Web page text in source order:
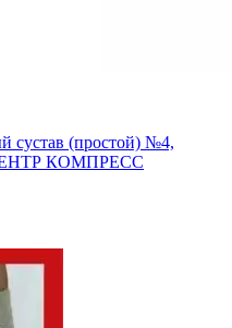
сустав (простой) №4,
ЦЕНТР КОМПРЕСС